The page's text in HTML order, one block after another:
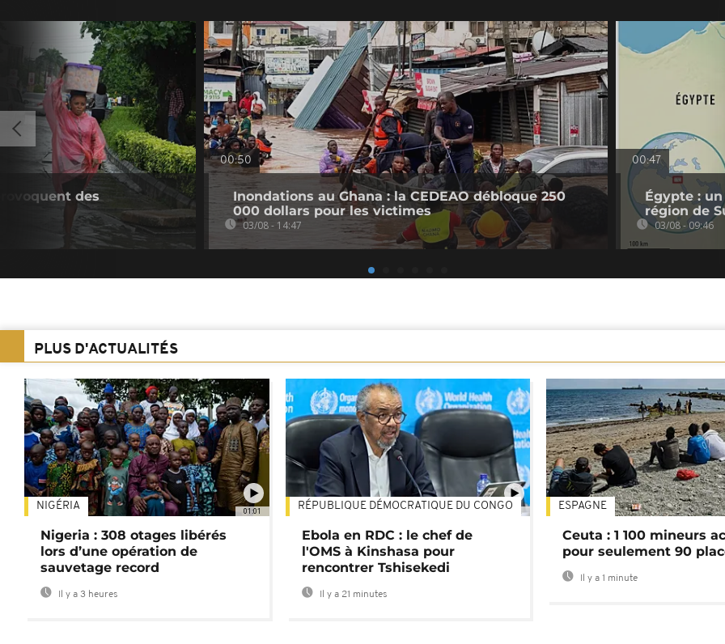
des
00:50
Inondations au Ghana : la CEDEAO débloque 250
000 dollars pour les victimes
03/08 - 14:47
00:47
Égypte :
région de
03/08 - 09:46
PLUS D'ACTUALITÉS
01:01
NIGÉRIA
Nigeria : 308 otages libérés
lors d’une opération de
sauvetage record
Il y a 3 heures
01:02
RÉPUBLIQUE DÉMOCRATIQUE DU CONGO
Ebola en RDC : le chef de
l'OMS à Kinshasa pour
rencontrer Tshisekedi
Il y a 21 minutes
ESPAGNE
Ceuta : 1 100 mineurs
pour seulement 90
Il y a 1 minute